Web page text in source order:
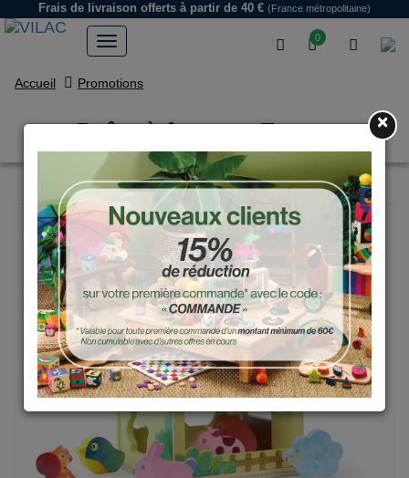
0
Frais de livraison offerts à partir de 40 € (France métropolitaine)
Accueil Promotions
Boîte à formes, Ferme ×